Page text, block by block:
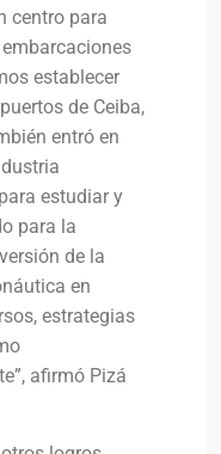
centro para
establecer
de Ceiba,
entró en
estudiar y
para la
de la
en
estrategias
afirmó Pizá